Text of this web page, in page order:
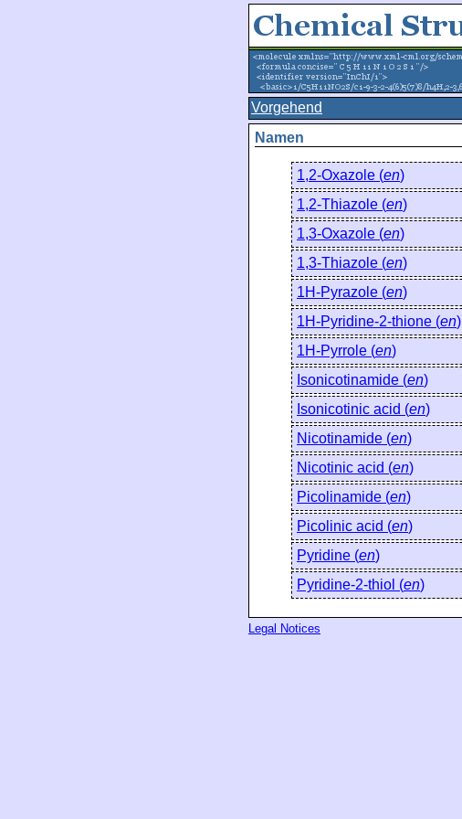
Vorgehend
Namen
1,2-Oxazole (en)
1,2-Thiazole (en)
1,3-Oxazole (en)
1,3-Thiazole (en)
1H-Pyrazole (en)
1H-Pyridine-2-thione (en)
1H-Pyrrole (en)
Isonicotinamide (en)
Isonicotinic acid (en)
Nicotinamide (en)
Nicotinic acid (en)
Picolinamide (en)
Picolinic acid (en)
Pyridine (en)
Pyridine-2-thiol (en)
Legal Notices